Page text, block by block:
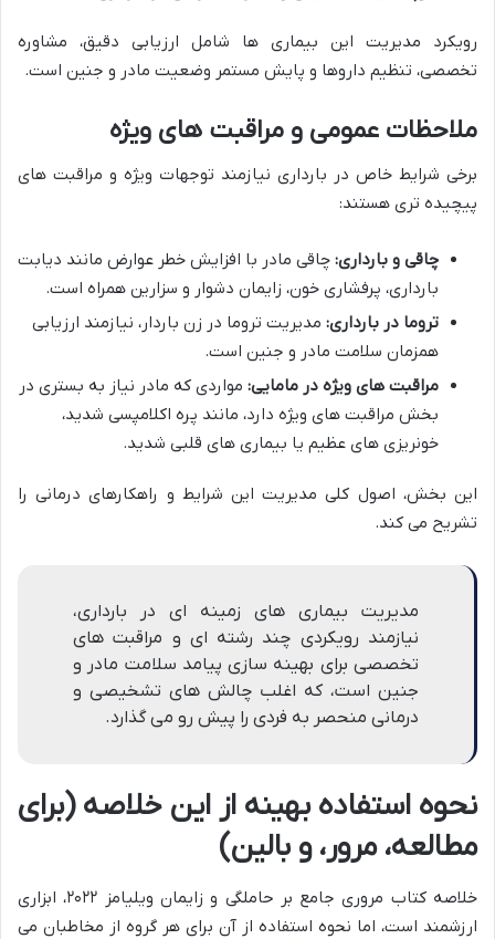
رویکرد مدیریت این بیماری ها شامل ارزیابی دقیق، مشاوره
تخصصی، تنظیم داروها و پایش مستمر وضعیت مادر و جنین است.
ملاحظات عمومی و مراقبت های ویژه
برخی شرایط خاص در بارداری نیازمند توجهات ویژه و مراقبت های
پیچیده تری هستند:
چاقی و بارداری: چاقی مادر با افزایش خطر عوارض مانند دیابت
بارداری، پرفشاری خون، زایمان دشوار و سزارین همراه است.
تروما در بارداری: مدیریت تروما در زن باردار، نیازمند ارزیابی
همزمان سلامت مادر و جنین است.
مراقبت های ویژه در مامایی: مواردی که مادر نیاز به بستری در
بخش مراقبت های ویژه دارد، مانند پره اکلامپسی شدید،
خونریزی های عظیم یا بیماری های قلبی شدید.
این بخش، اصول کلی مدیریت این شرایط و راهکارهای درمانی را
تشریح می کند.
مدیریت بیماری های زمینه ای در بارداری،
نیازمند رویکردی چند رشته ای و مراقبت های
تخصصی برای بهینه سازی پیامد سلامت مادر و
جنین است، که اغلب چالش های تشخیصی و
درمانی منحصر به فردی را پیش رو می گذارد.
نحوه استفاده بهینه از این خلاصه (برای
مطالعه، مرور، و بالین)
خلاصه کتاب مروری جامع بر حاملگی و زایمان ویلیامز ۲۰۲۲، ابزاری
ارزشمند است، اما نحوه استفاده از آن برای هر گروه از مخاطبان می